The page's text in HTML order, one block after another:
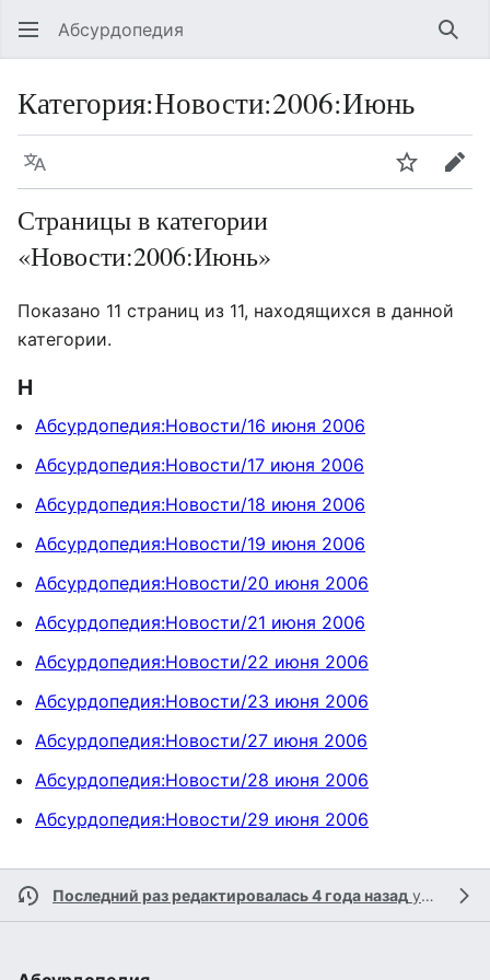
Абсурдопедия
Категория:Новости:2006:Июнь
Язык
Страницы в категории
«Новости:2006:Июнь»
Показано 11 страниц из 11, находящихся в данной
категории.
Н
Абсурдопедия:Новости/16 июня 2006
Абсурдопедия:Новости/17 июня 2006
Абсурдопедия:Новости/18 июня 2006
Абсурдопедия:Новости/19 июня 2006
Абсурдопедия:Новости/20 июня 2006
Абсурдопедия:Новости/21 июня 2006
Абсурдопедия:Новости/22 июня 2006
Абсурдопедия:Новости/23 июня 2006
Абсурдопедия:Новости/27 июня 2006
Абсурдопедия:Новости/28 июня 2006
Абсурдопедия:Новости/29 июня 2006
Последний раз редактировалась 4 года назад участником